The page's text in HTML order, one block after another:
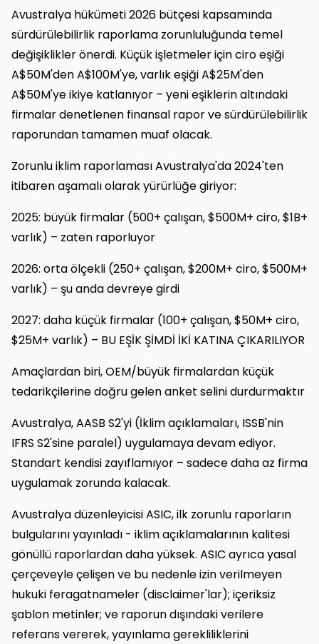
Avustralya hükümeti 2026 bütçesi kapsamında
sürdürülebilirlik raporlama zorunluluğunda temel
değişiklikler önerdi. Küçük işletmeler için ciro eşiği
A$50M'den A$100M'ye, varlık eşiği A$25M'den
A$50M'ye ikiye katlanıyor – yeni eşiklerin altındaki
firmalar denetlenen finansal rapor ve sürdürülebilirlik
raporundan tamamen muaf olacak.
Zorunlu iklim raporlaması Avustralya'da 2024'ten
itibaren aşamalı olarak yürürlüğe giriyor:
2025: büyük firmalar (500+ çalışan, $500M+ ciro, $1B+
varlık) – zaten raporluyor
2026: orta ölçekli (250+ çalışan, $200M+ ciro, $500M+
varlık) – şu anda devreye girdi
2027: daha küçük firmalar (100+ çalışan, $50M+ ciro,
$25M+ varlık) – BU EŞİK ŞİMDİ İKİ KATINA ÇIKARILIYOR
Amaçlardan biri, OEM/büyük firmalardan küçük
tedarikçilerine doğru gelen anket selini durdurmaktır
Avustralya, AASB S2'yi (İklim açıklamaları, ISSB'nin
IFRS S2'sine paralel) uygulamaya devam ediyor.
Standart kendisi zayıflamıyor – sadece daha az firma
uygulamak zorunda kalacak.
Avustralya düzenleyicisi ASIC, ilk zorunlu raporların
bulgularını yayınladı - iklim açıklamalarının kalitesi
gönüllü raporlardan daha yüksek. ASIC ayrıca yasal
çerçeveyle çelişen ve bu nedenle izin verilmeyen
hukuki feragatnameler (disclaimer'lar); içeriksiz
şablon metinler; ve raporun dışındaki verilere
referans vererek, yayınlama gerekliliklerini